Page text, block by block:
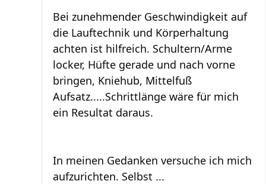
Bei zunehmender Geschwindigkeit auf
die Lauftechnik und Körperhaltung
achten ist hilfreich. Schultern/Arme
locker, Hüfte gerade und nach vorne
bringen, Kniehub, Mittelfuß
Aufsatz.....Schrittlänge wäre für mich
ein Resultat daraus.
In meinen Gedanken versuche ich mich
aufzurichten. Selbst ...